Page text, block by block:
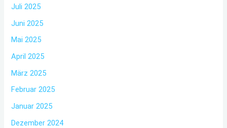
Juli 2025
Juni 2025
Mai 2025
April 2025
März 2025
Februar 2025
Januar 2025
Dezember 2024